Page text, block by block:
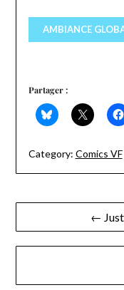
AMBIANCE
Partager :
Category: Comics VF
Navigation
de
←